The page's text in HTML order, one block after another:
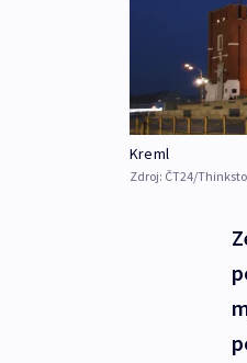
Kreml
Zdroj: ČT24/